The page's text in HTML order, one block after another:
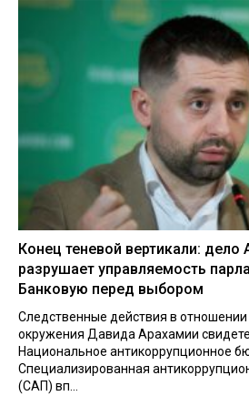
Конец теневой вертикали: дело
разрушает управляемость
Банковую перед выбором
Следственные действия в
окружения Давида Арахамии
Национальное антикоррупционное
Специализированная
(САП) вп...